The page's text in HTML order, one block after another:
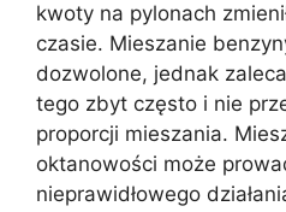
kwoty na pylonach
czasie. Mieszanie
dozwolone, jednak
tego zbyt często i nie
proporcji mieszania.
oktanowości może
nieprawidłowego